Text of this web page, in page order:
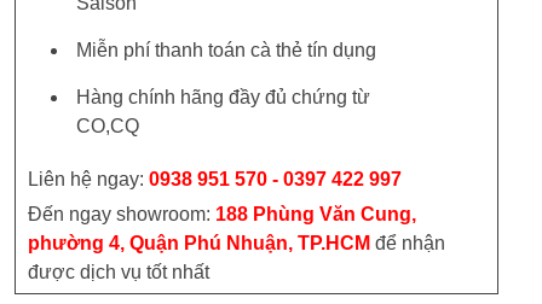
Miễn phí thanh toán cà thẻ tín dụng
Hàng chính hãng đầy đủ chứng từ
CO,CQ
Liên hệ ngay: 0938 951 570 - 0397 422 997
Đến ngay showroom: 188 Phùng Văn Cung,
phường 4, Quận Phú Nhuận, TP.HCM để nhận
được dịch vụ tốt nhất